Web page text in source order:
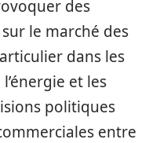
des
le marché des
dans les
et les
politiques
entre